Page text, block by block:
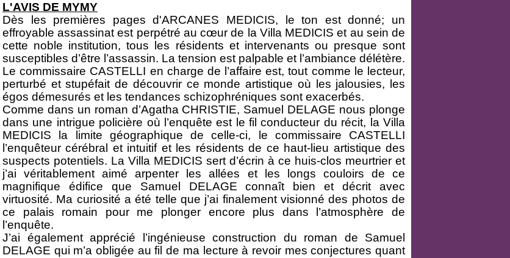
L'AVIS DE MYMY
Dès les premières pages d'ARCANES MEDICIS, le ton est donné; un
effroyable assassinat est perpétré au cœur de la Villa MEDICIS et au sein de
cette noble institution, tous les résidents et intervenants ou presque sont
susceptibles d’être l’assassin. La tension est palpable et l’ambiance délétère.
Le commissaire CASTELLI en charge de l’affaire est, tout comme le lecteur,
perturbé et stupéfait de découvrir ce monde artistique où les jalousies, les
égos démesurés et les tendances schizophréniques sont exacerbés.
Comme dans un roman d’Agatha CHRISTIE, Samuel DELAGE nous plonge
dans une intrigue policière où l’enquête est le fil conducteur du récit, la Villa
MEDICIS la limite géographique de celle-ci, le commissaire CASTELLI
l’enquêteur cérébral et intuitif et les résidents de ce haut-lieu artistique des
suspects potentiels. La Villa MEDICIS sert d’écrin à ce huis-clos meurtrier et
j’ai véritablement aimé arpenter les allées et les longs couloirs de ce
magnifique édifice que Samuel DELAGE connaît bien et décrit avec
virtuosité. Ma curiosité a été telle que j’ai finalement visionné des photos de
ce palais romain pour me plonger encore plus dans l’atmosphère de
l’enquête.
J’ai également apprécié l’ingénieuse construction du roman de Samuel
DELAGE qui m’a obligée au fil de ma lecture à revoir mes conjectures quant